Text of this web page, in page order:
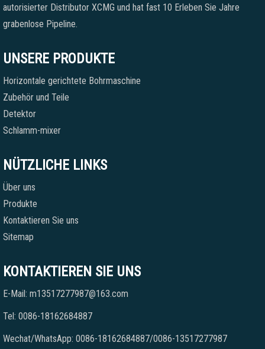
autorisierter Distributor XCMG und hat fast 10 Erleben Sie Jahre
grabenlose Pipeline.
UNSERE PRODUKTE
Horizontale gerichtete Bohrmaschine
Zubehör und Teile
Detektor
Schlamm-mixer
NÜTZLICHE LINKS
Über uns
Produkte
Kontaktieren Sie uns
Sitemap
KONTAKTIEREN SIE UNS
E-Mail: m13517277987@163.com
Tel: 0086-18162684887
Wechat/WhatsApp: 0086-18162684887/0086-13517277987